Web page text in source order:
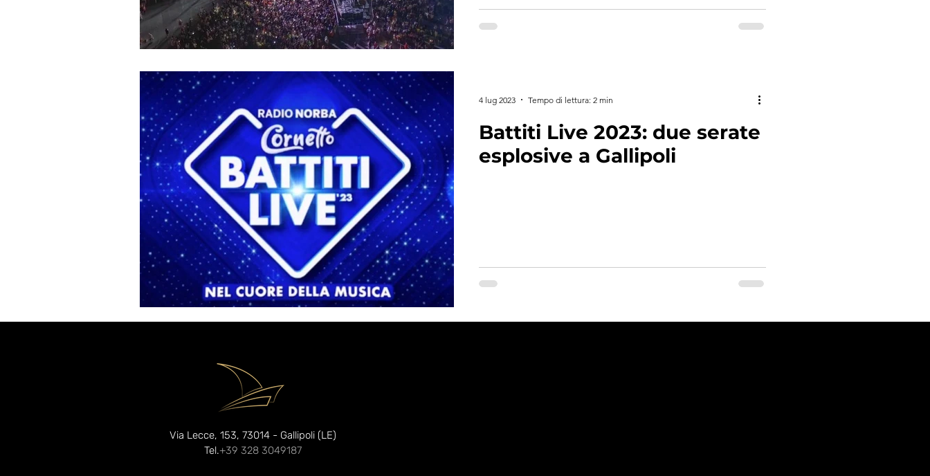
Battiti Live 2023: due serate
esplosive a Gallipoli
4 lug 2023 Tempo di lettura: 2 min
Via Lecce, 153, 73014 - Gallipoli (LE)
Tel.+39 328 3049187